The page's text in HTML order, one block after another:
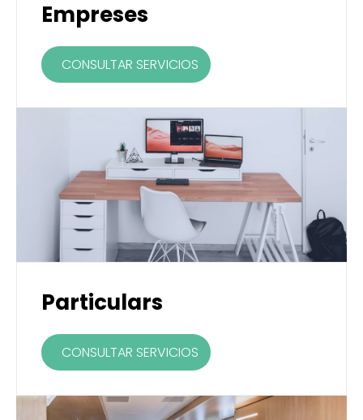
Empreses
CONSULTAR SERVICIOS
Particulars
CONSULTAR SERVICIOS